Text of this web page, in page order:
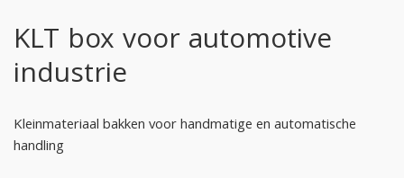
KLT box voor automotive
industrie
Kleinmateriaal bakken voor handmatige en automatische
handling